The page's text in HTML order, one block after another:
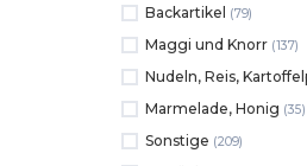
Backartikel (79)
Maggi und Knorr (137)
Nudeln, Reis,
Marmelade, Honig (35)
Sonstige (209)